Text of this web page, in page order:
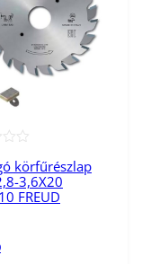
körfűrészlap
3,6X20
FREUD